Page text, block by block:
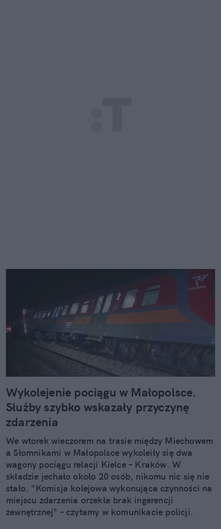
Wykolejenie pociągu w Małopolsce.
Służby szybko wskazały przyczynę
zdarzenia
We wtorek wieczorem na trasie między Miechowem
a Słomnikami w Małopolsce wykoleiły się dwa
wagony pociągu relacji Kielce – Kraków. W
składzie jechało około 20 osób, nikomu nic się nie
stało. "Komisja kolejowa wykonująca czynności na
miejscu zdarzenia orzekła brak ingerencji
zewnętrznej" – czytamy w komunikacie policji.